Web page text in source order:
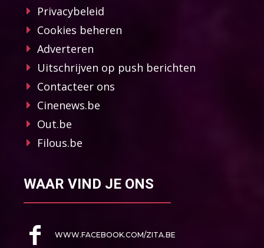
Privacybeleid
Cookies beheren
Adverteren
Uitschrijven op push berichten
Contacteer ons
Cinenews.be
Out.be
Filous.be
WAAR VIND JE ONS
WWW.FACEBOOK.COM/ZITA.BE